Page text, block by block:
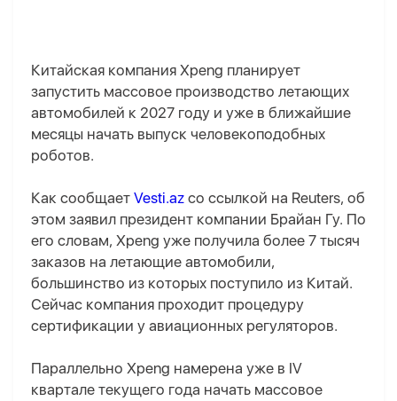
Китайская компания Xpeng планирует
запустить массовое производство летающих
автомобилей к 2027 году и уже в ближайшие
месяцы начать выпуск человекоподобных
роботов.
Как сообщает Vesti.az со ссылкой на Reuters, об
этом заявил президент компании Брайан Гу. По
его словам, Xpeng уже получила более 7 тысяч
заказов на летающие автомобили,
большинство из которых поступило из Китай.
Сейчас компания проходит процедуру
сертификации у авиационных регуляторов.
Параллельно Xpeng намерена уже в IV
квартале текущего года начать массовое